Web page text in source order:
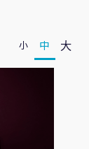
小 中 大